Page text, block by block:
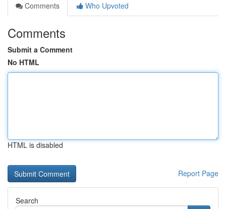
Comments
Who Upvoted
Comments
Submit a Comment
No HTML
HTML is disabled
Report Page
Search